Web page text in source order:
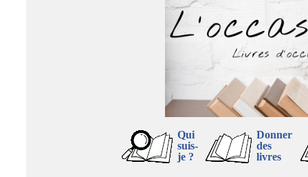
Qui
suis-
je ?
Donner
des
livres